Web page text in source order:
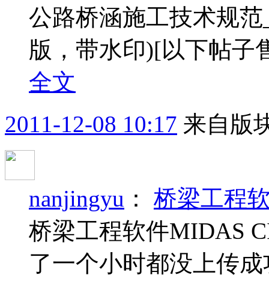
公路桥涵施工技术规范
版，带水印)[以下帖子
全文
2011-12-08 10:17 来自版
nanjingyu ： 桥梁工程
桥梁工程软件MIDAS
了一个小时都没上传